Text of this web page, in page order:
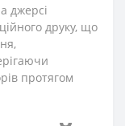
джерсі
друку, що
протягом